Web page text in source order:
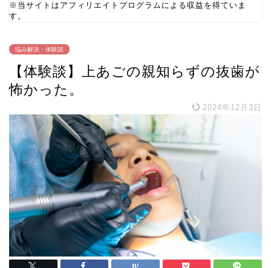
※当サイトはアフィリエイトプログラムによる収益を得ていま
す。
悩み解決・体験談
【体験談】上あごの親知らずの抜歯が
怖かった。
2024年12月3日